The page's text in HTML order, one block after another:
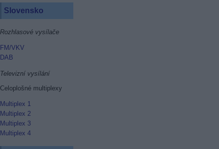
Slovensko
Rozhlasové vysílače
FM/VKV
DAB
Televizní vysílání
Celoplošné multiplexy
Multiplex 1
Multiplex 2
Multiplex 3
Multiplex 4